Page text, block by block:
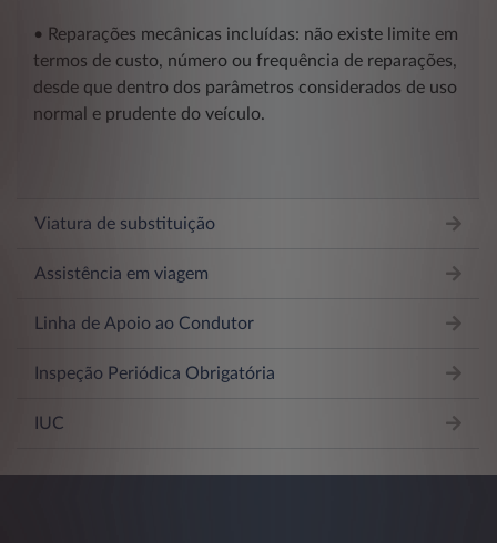
• Reparações mecânicas incluídas: não existe limite em
termos de custo, número ou frequência de reparações,
desde que dentro dos parâmetros considerados de uso
normal e prudente do veículo.
Viatura de substituição
Assistência em viagem
Linha de Apoio ao Condutor
Inspeção Periódica Obrigatória
IUC